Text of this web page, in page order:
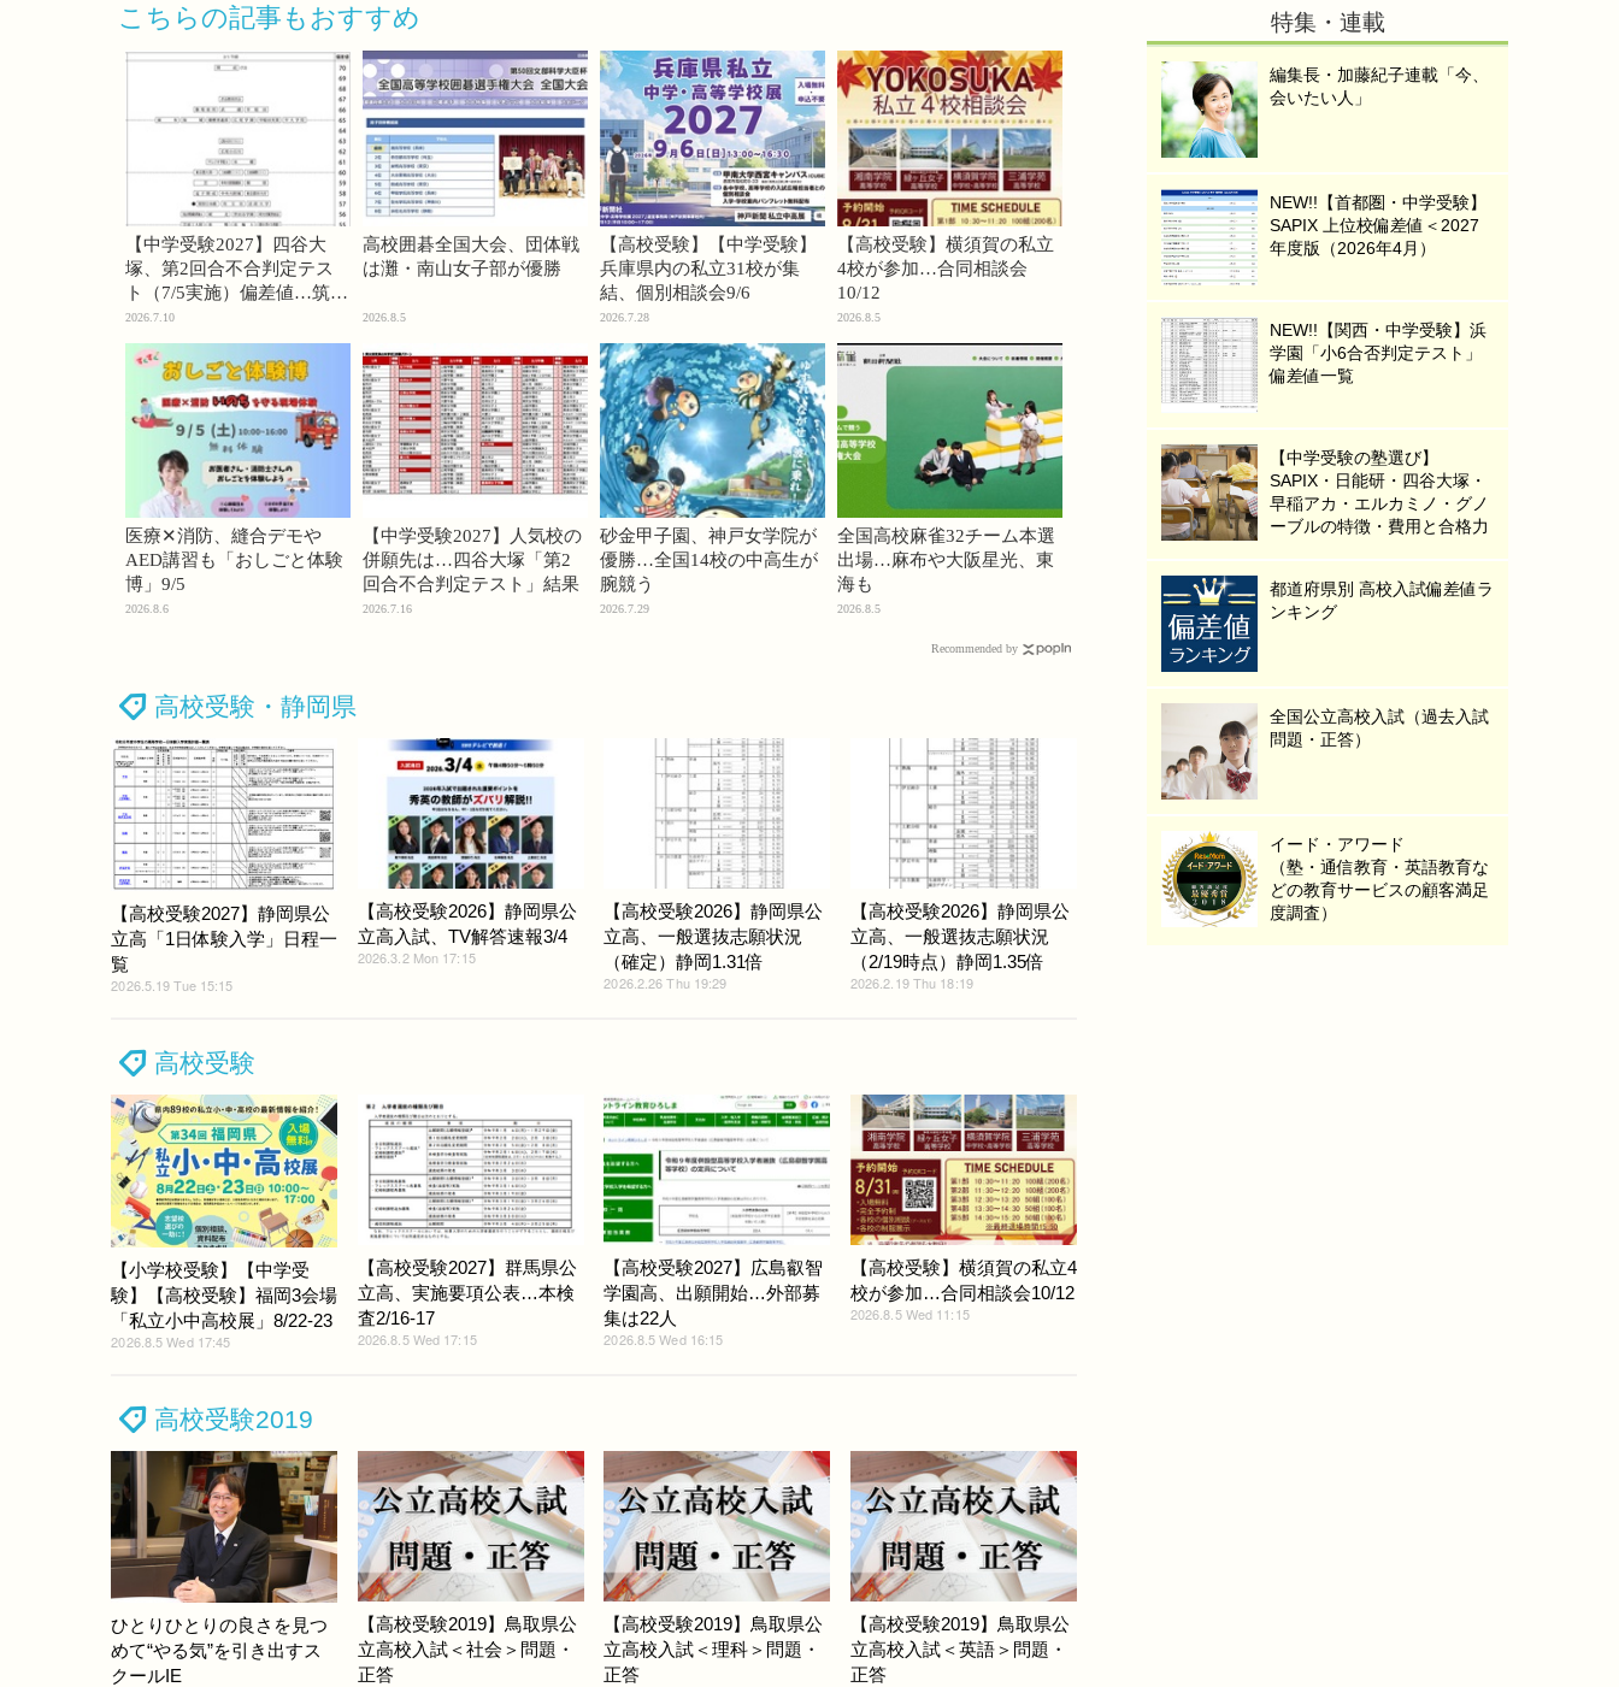
こちらの記事もおすすめ
【中学受験2027】四谷大
塚、第2回合不合判定テス
ト（7/5実施）偏差値…筑駒
74・桜蔭70＜PR＞
2026.7.10
高校囲碁全国大会、団体戦
は灘・南山女子部が優勝
2026.8.5
【高校受験】【中学受験】
兵庫県内の私立31校が集
結、個別相談会9/6
2026.7.28
【高校受験】横須賀の私立
4校が参加…合同相談会
10/12
2026.8.5
医療✕消防、縫合デモや
AED講習も「おしごと体験
博」9/5
2026.8.6
【中学受験2027】人気校の
併願先は…四谷大塚「第2
回合不合判定テスト」結果
2026.7.16
砂金甲子園、神戸女学院が
優勝…全国14校の中高生が
腕競う
2026.7.29
全国高校麻雀32チーム本選
出場…麻布や大阪星光、東
海も
2026.8.5
Recommended by
高校受験・静岡県
【高校受験2027】静岡県公
立高「1日体験入学」日程一
覧
2026.5.19 Tue 15:15
【高校受験2026】静岡県公
立高入試、TV解答速報3/4
2026.3.2 Mon 17:15
【高校受験2026】静岡県公
立高、一般選抜志願状況
（確定）静岡1.31倍
2026.2.26 Thu 19:29
【高校受験2026】静岡県公
立高、一般選抜志願状況
（2/19時点）静岡1.35倍
2026.2.19 Thu 18:19
高校受験
【小学校受験】【中学受
験】【高校受験】福岡3会場
「私立小中高校展」8/22-23
2026.8.5 Wed 17:45
【高校受験2027】群馬県公
立高、実施要項公表…本検
査2/16-17
2026.8.5 Wed 17:15
【高校受験2027】広島叡智
学園高、出願開始…外部募
集は22人
2026.8.5 Wed 16:15
【高校受験】横須賀の私立4
校が参加…合同相談会10/12
2026.8.5 Wed 11:15
高校受験2019
ひとりひとりの良さを見つ
めて“やる気”を引き出すス
クールIE
【高校受験2019】鳥取県公
立高校入試＜社会＞問題・
正答
【高校受験2019】鳥取県公
立高校入試＜理科＞問題・
正答
【高校受験2019】鳥取県公
立高校入試＜英語＞問題・
正答
特集・連載
編集長・加藤紀子連載「今、
会いたい人」
NEW!!【首都圏・中学受験】
SAPIX 上位校偏差値＜2027
年度版（2026年4月）
NEW!!【関西・中学受験】浜
学園「小6合否判定テスト」
偏差値一覧
【中学受験の塾選び】
SAPIX・日能研・四谷大塚・
早稲アカ・エルカミノ・グノ
ーブルの特徴・費用と合格力
都道府県別 高校入試偏差値ラ
ンキング
全国公立高校入試（過去入試
問題・正答）
イード・アワード
（塾・通信教育・英語教育な
どの教育サービスの顧客満足
度調査）